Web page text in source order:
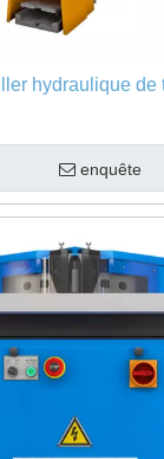
hydraulique
enquête